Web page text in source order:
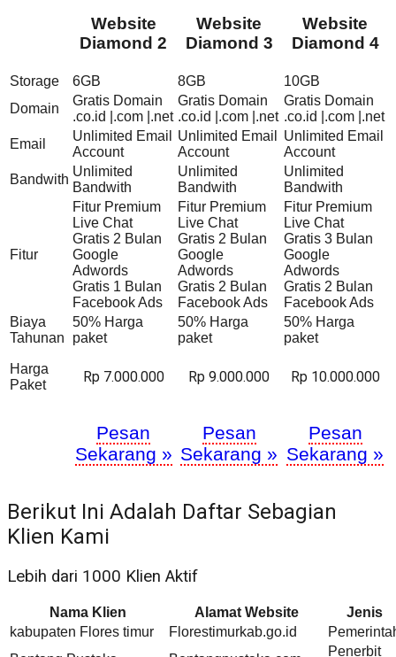
Website
Diamond 2
Website
Diamond 3
Website
Diamond 4
Storage 6GB 8GB
10GB
Domain
Gratis Domain
.co.id |.com |.net
Gratis Domain
.co.id |.com |.net
Gratis Domain
.co.id |.com |.net
Email
Unlimited Email
Account
Unlimited Email
Account
Unlimited Email
Account
Bandwith
Unlimited
Bandwith
Unlimited
Bandwith
Unlimited
Bandwith
Fitur
Fitur Premium
Live Chat
Gratis 2 Bulan
Google
Adwords
Gratis 1 Bulan
Facebook Ads
Fitur Premium
Live Chat
Gratis 2 Bulan
Google
Adwords
Gratis 2 Bulan
Facebook Ads
Fitur Premium
Live Chat
Gratis 3 Bulan
Google
Adwords
Gratis 2 Bulan
Facebook Ads
Biaya
Tahunan
50% Harga
paket
50% Harga
paket
50% Harga
paket
Harga
Paket
Rp 7.000.000 Rp 9.000.000 Rp 10.000.000
Pesan
Sekarang »
Pesan
Sekarang »
Pesan
Sekarang »
Berikut Ini Adalah Daftar Sebagian
Klien Kami
Lebih dari 1000 Klien Aktif
Nama Klien Alamat Website
Jenis
kabupaten Flores timur
Florestimurkab.go.id
Penerbit